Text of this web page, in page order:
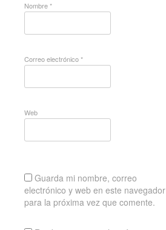
Nombre*
Correo electrónico*
Web
Guarda mi nombre, correo
electrónico y web en este navegador
para la próxima vez que comente.